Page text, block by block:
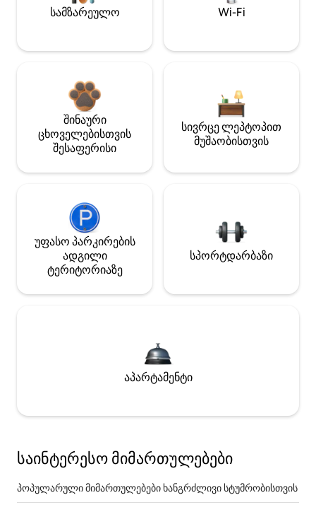
სამზარეულო Wi-Fi
შინაური
ცხოველებისთვის
შესაფერისი
სივრცე ლეპტოპით
მუშაობისთვის
უფასო პარკირების
ადგილი
ტერიტორიაზე
სპორტდარბაზი
აპარტამენტი
საინტერესო მიმართულებები
პოპულარული მიმართულებები ხანგრძლივი სტუმრობისთვის